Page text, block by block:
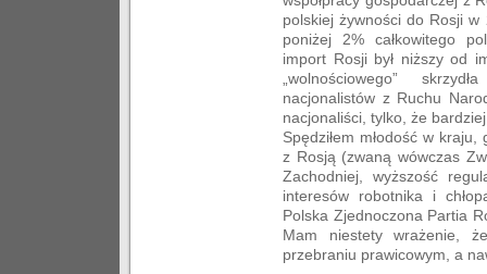
polskiej żywności do Rosji w
poniżej 2% całkowitego
import Rosji był niższy od
„wolnościowego”
nacjonalistów z Ruchu
nacjonaliści, tylko, że
Spędziłem młodość w kraju,
z Rosją (zwaną wówczas
Zachodniej, wyższość
interesów robotnika i
Polska Zjednoczona Partia
Mam niestety wrażenie,
przebraniu prawicowym, a